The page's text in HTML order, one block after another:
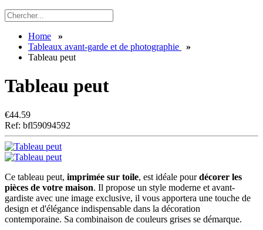
Home
»
Tableaux avant-garde et de photographie
»
Tableau peut
Tableau peut
€44.59
Ref: bfl59094592
Ce tableau peut, imprimée sur toile, est idéale pourdécorer les
pièces de votre maison. Il propose un style moderne et avant-
gardiste avec une image exclusive, il vous apportera une touche de
design et d'élégance indispensable dans la décoration
contemporaine. Sa combinaison de couleurs grises se démarque.